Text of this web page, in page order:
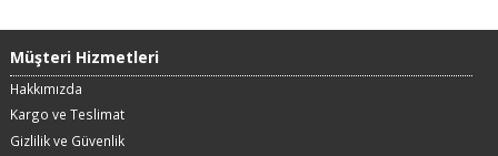
Müşteri Hizmetleri
Hakkımızda
Kargo ve Teslimat
Gizlilik ve Güvenlik